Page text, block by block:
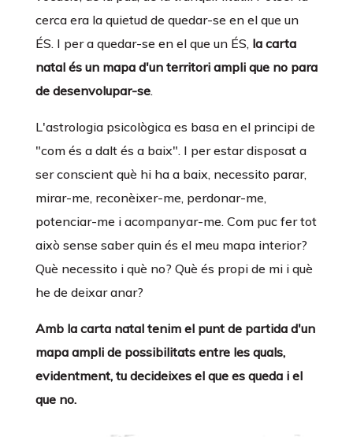
cerca era la quietud de quedar-se en el que un
ÉS. I per a quedar-se en el que un ÉS, la carta
natal és un mapa d'un territori ampli que no para
de desenvolupar-se.
L'astrologia psicològica es basa en el principi de
"com és a dalt és a baix". I per estar disposat a
ser conscient què hi ha a baix, necessito parar,
mirar-me, reconèixer-me, perdonar-me,
potenciar-me i acompanyar-me. Com puc fer tot
això sense saber quin és el meu mapa interior?
Què necessito i què no? Què és propi de mi i què
he de deixar anar?
Amb la carta natal tenim el punt de partida d'un
mapa ampli de possibilitats entre les quals,
evidentment, tu decideixes el que es queda i el
que no.